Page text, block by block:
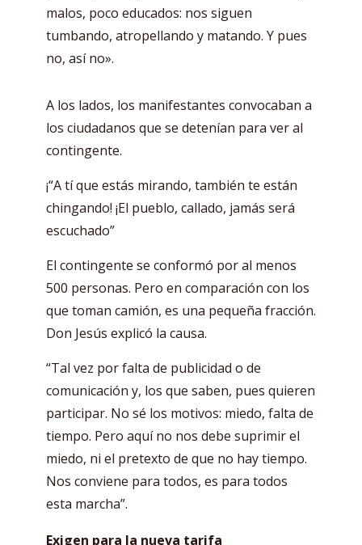
malos, poco educados: nos siguen
tumbando, atropellando y matando. Y pues
no, así no».
A los lados, los manifestantes convocaban a
los ciudadanos que se detenían para ver al
contingente.
¡“A tí que estás mirando, también te están
chingando! ¡El pueblo, callado, jamás será
escuchado”
El contingente se conformó por al menos
500 personas. Pero en comparación con los
que toman camión, es una pequeña fracción.
Don Jesús explicó la causa.
“Tal vez por falta de publicidad o de
comunicación y, los que saben, pues quieren
participar. No sé los motivos: miedo, falta de
tiempo. Pero aquí no nos debe suprimir el
miedo, ni el pretexto de que no hay tiempo.
Nos conviene para todos, es para todos
esta marcha”.
Exigen para la nueva tarifa